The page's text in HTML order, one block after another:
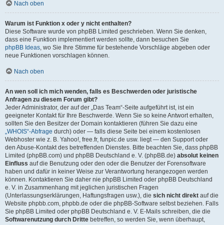
Nach oben
Warum ist Funktion x oder y nicht enthalten?
Diese Software wurde von phpBB Limited geschrieben. Wenn Sie denken,
dass eine Funktion implementiert werden sollte, dann besuchen Sie
phpBB Ideas, wo Sie Ihre Stimme für bestehende Vorschläge abgeben oder
neue Funktionen vorschlagen können.
Nach oben
An wen soll ich mich wenden, falls es Beschwerden oder juristische
Anfragen zu diesem Forum gibt?
Jeder Administrator, der auf der „Das Team“-Seite aufgeführt ist, ist ein
geeigneter Kontakt für Ihre Beschwerde. Wenn Sie so keine Antwort erhalten,
sollten Sie den Besitzer der Domain kontaktieren (führen Sie dazu eine
„WHOIS“-Abfrage durch) oder — falls diese Seite bei einem kostenlosen
Webhoster wie z. B. Yahoo!, free.fr, funpic.de usw. liegt — den Support oder
den Abuse-Kontakt des betreffenden Dienstes. Bitte beachten Sie, dass phpBB
Limited (phpBB.com) und phpBB Deutschland e. V. (phpBB.de) absolut keinen
Einfluss auf die Benutzung oder den oder die Benutzer der Forensoftware
haben und dafür in keiner Weise zur Verantwortung herangezogen werden
können. Kontaktieren Sie daher nie phpBB Limited oder phpBB Deutschland
e. V. in Zusammenhang mit jeglichen juristischen Fragen
(Unterlassungserklärungen, Haftungsfragen usw.), die sich nicht direkt auf die
Website phpbb.com, phpbb.de oder die phpBB-Software selbst beziehen. Falls
Sie phpBB Limited oder phpBB Deutschland e. V. E-Mails schreiben, die die
Softwarenutzung durch Dritte betreffen, so werden Sie, wenn überhaupt,